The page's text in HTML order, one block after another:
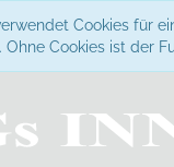
Cookies für
Ohne Cookies ist der